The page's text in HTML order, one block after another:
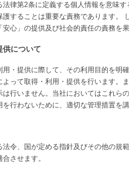
律第2条に定義する個人情報を意味
することは重要な責務であります。
心」の提供及び社会的責任の責務を
供について
用・提供に際して、その利用目的を明
よって取得・利用・提供を行います。
行いません。当社においてはこれら
行わないために、適切な管理措置を講
法令、国が定める指針及びその他の規
させます。